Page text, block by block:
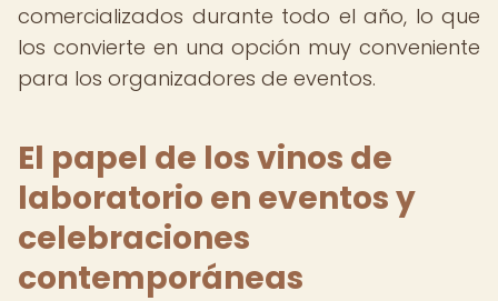
comercializados durante todo el año, lo que
los convierte en una opción muy conveniente
para los organizadores de eventos.
El papel de losvinos de
laboratorio en eventosy
celebraciones
contemporáneas